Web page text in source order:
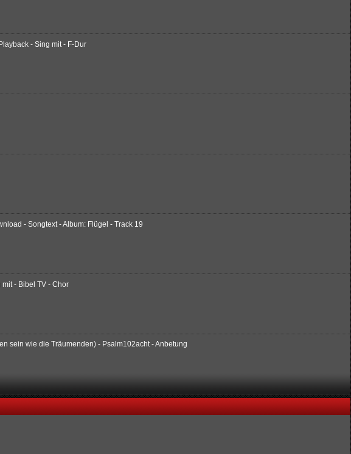
- Sing mit - F-Dur
- Songtext - Album: Flügel - Track 19
- Bibel TV - Chor
sein wie die Träumenden) - Psalm102acht - Anbetung